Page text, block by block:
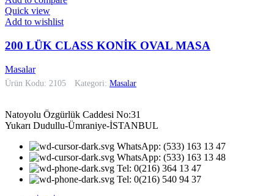
Quick view
Add to wishlist
200 LÜK CLASS KONİK OVAL MASA
Masalar
Ürün Kodu: 2105 Kategori: Masalar
Natoyolu Özgürlük Caddesi No:31
Yukarı Dudullu-Ümraniye-İSTANBUL
WhatsApp: (533) 163 13 47
WhatsApp: (533) 163 13 48
Tel: 0(216) 364 13 47
Tel: 0(216) 540 94 37